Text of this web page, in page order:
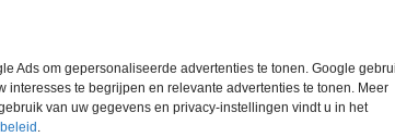
Ads om gepersonaliseerde advertenties te tonen. Google
interesses te begrijpen en relevante advertenties te tonen. Meer
van uw gegevens en privacy-instellingen vindt u in het
.
Garantie 0 maanden